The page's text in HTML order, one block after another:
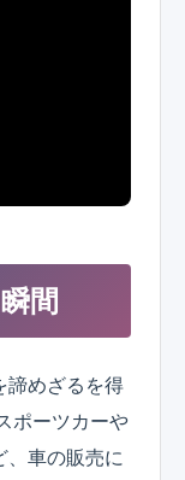
間
諦めざるを得
ポーツカーや
、車の販売に